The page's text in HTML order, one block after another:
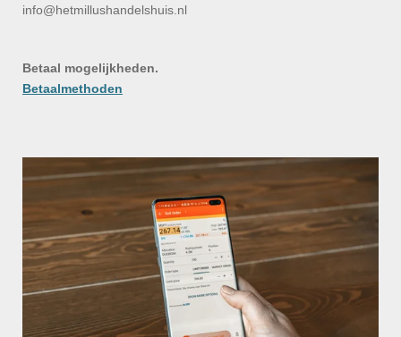
info@hetmillushandelshuis.nl
Betaal mogelijkheden.
Betaalmethoden